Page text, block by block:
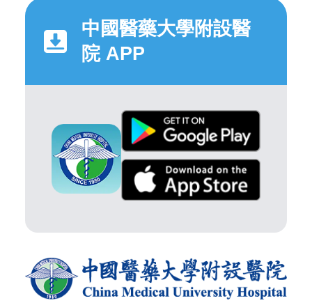
中國醫藥大學附設醫
院 APP